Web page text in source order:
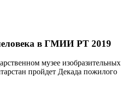
в ГМИИ РТ 2019
музее изобразительных
пройдет Декада пожилого